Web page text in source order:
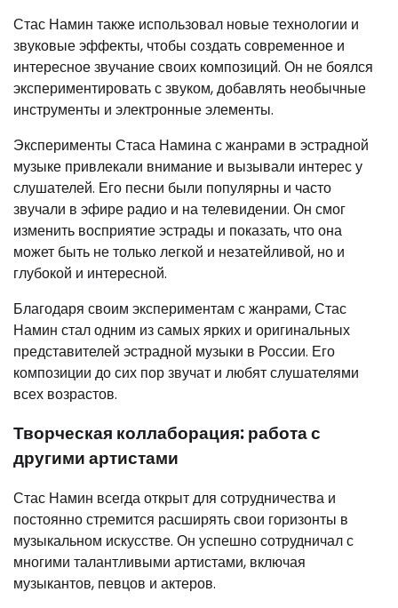
Стас Намин также использовал новые технологии и
звуковые эффекты, чтобы создать современное и
интересное звучание своих композиций. Он не боялся
экспериментировать с звуком, добавлять необычные
инструменты и электронные элементы.
Эксперименты Стаса Намина с жанрами в эстрадной
музыке привлекали внимание и вызывали интерес у
слушателей. Его песни были популярны и часто
звучали в эфире радио и на телевидении. Он смог
изменить восприятие эстрады и показать, что она
может быть не только легкой и незатейливой, но и
глубокой и интересной.
Благодаря своим экспериментам с жанрами, Стас
Намин стал одним из самых ярких и оригинальных
представителей эстрадной музыки в России. Его
композиции до сих пор звучат и любят слушателями
всех возрастов.
Творческая коллаборация: работа с
другими артистами
Стас Намин всегда открыт для сотрудничества и
постоянно стремится расширять свои горизонты в
музыкальном искусстве. Он успешно сотрудничал с
многими талантливыми артистами, включая
музыкантов, певцов и актеров.